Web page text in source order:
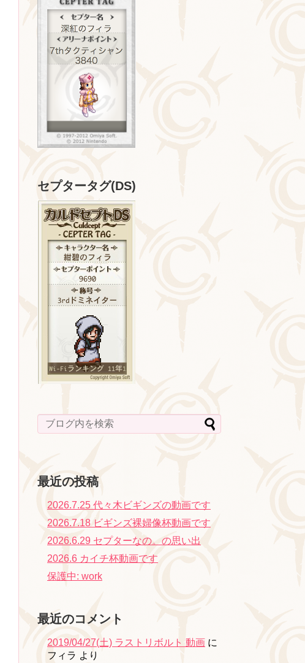
セプタータグ(DS)
最近の投稿
2026.7.25 代々木ビギンズの動画です
2026.7.18 ビギンズ裸婦像杯動画です
2026.6.29 セプターなの。の思い出
2026.6 カイチ杯動画です
保護中: work
最近のコメント
2019/04/27(土) ラストリボルト 動画 に
フィラ より